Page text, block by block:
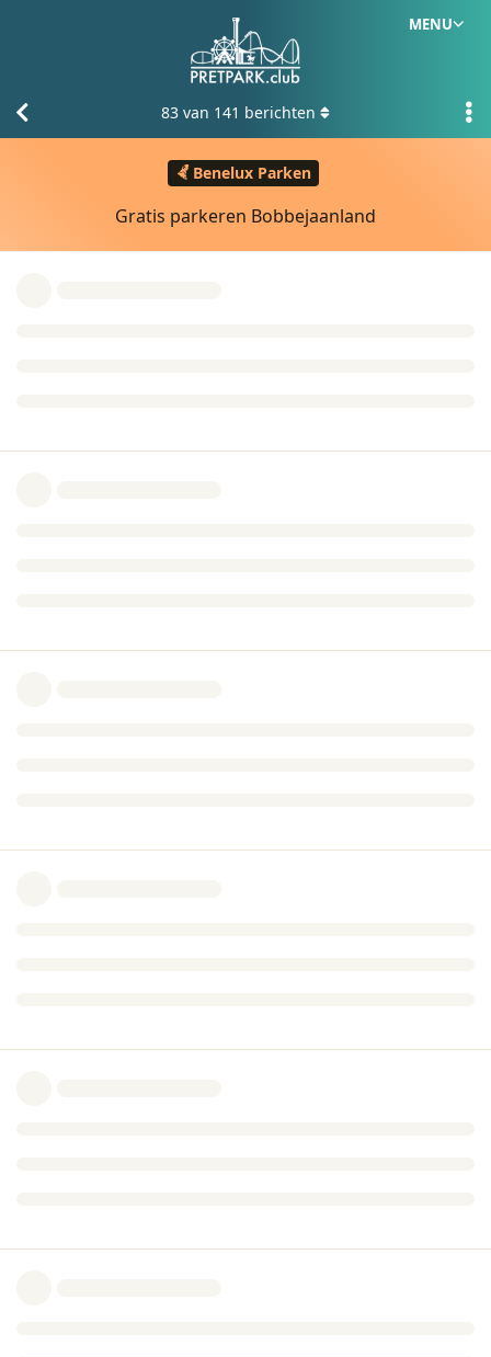
MENU
Benelux Parken
Gratis parkeren Bobbejaanland
83 van 141 berichten